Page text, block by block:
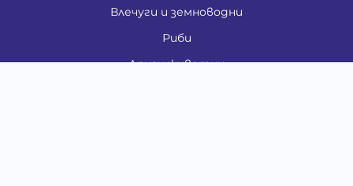
Влечуги и земноводни
Риби
Други животни